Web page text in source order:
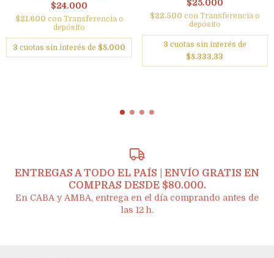
$24.000
$21.600 con Transferencia o
depósito
3 cuotas sin interés de $8.000
$25.000
$22.500 con Transferencia o
depósito
3 cuotas sin interés de
$8.333,33
ENTREGAS A TODO EL PAÍS | ENVÍO GRATIS EN
COMPRAS DESDE $80.000.
En CABA y AMBA, entrega en el día comprando antes de
las 12 h.